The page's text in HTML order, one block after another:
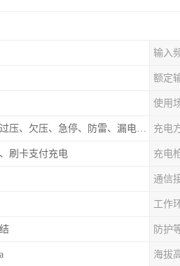
输入
额定
使用
过流、短路、过压、欠压、急停、防雷、漏电保护 充电
刷卡支付充电 充电
通信
工作
防护
海拔